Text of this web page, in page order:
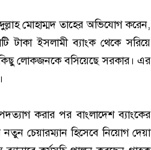
মোহাম্মদ তাহের অভিযোগ করেন,
ইসলামী ব্যাংক থেকে সরিয়ে
লোকজনকে বসিয়েছে সরকার। এর
করার পর বাংলাদেশ ব্যাংকের
চেয়ারম্যান হিসেবে নিয়োগ দেয়া